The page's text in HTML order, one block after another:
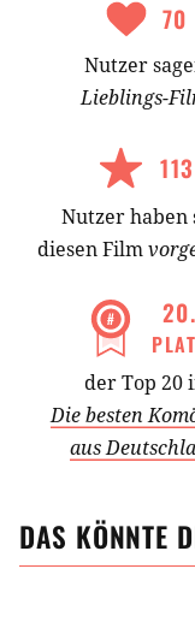
70
Nutzer
Lieblings-
113
Nutzerhaben
diesen Film
20.
der Top 20
Die besten
aus
DAS KÖNNTE